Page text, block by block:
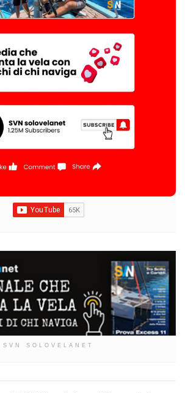
SVN SOLOVELANET